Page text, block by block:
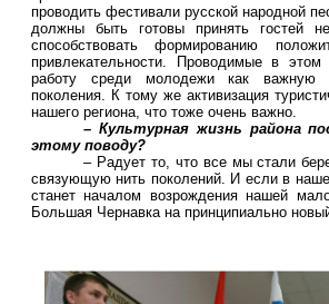
проводить фестивали русской народной
должны быть готовы принять гостей
способствовать формированию
привлекательности. Проводимые в этом
работу среди молодежи как важную
поколения. К тому же активизация
нашего региона, что тоже очень важно.
– Культурная жизнь района
этому поводу?
– Радует то, что все мы стали
связующую нить поколений. И если в
станет началом возрождения нашей
Большая Чернавка на принципиально